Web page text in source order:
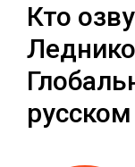
Кто
русском